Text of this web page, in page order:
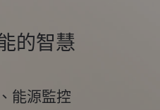
的智慧
能源監控